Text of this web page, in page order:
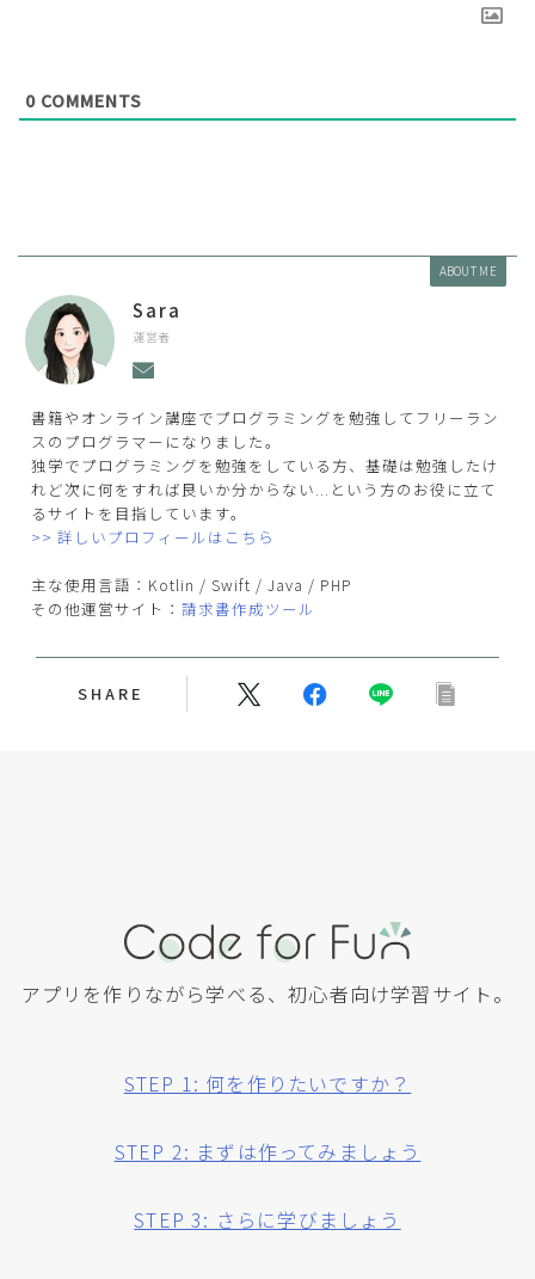
0 COMMENTS
ABOUT ME
Sara
運営者
書籍やオンライン講座でプログラミングを勉強してフリーラン
スのプログラマーになりました。
独学でプログラミングを勉強をしている方、基礎は勉強したけ
れど次に何をすれば良いか分からない...という方のお役に立て
るサイトを目指しています。
>> 詳しいプロフィールはこちら
主な使用言語：Kotlin / Swift / Java / PHP
その他運営サイト： 請求書作成ツール
SHARE
アプリを作りながら学べる、初心者向け学習サイト。
STEP 1: 何を作りたいですか？
STEP 2: まずは作ってみましょう
STEP 3: さらに学びましょう